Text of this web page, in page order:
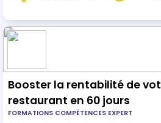
Booster la rentabilité de
restaurant en 60 jours
FORMATIONS COMPÉTENCES EXPERT